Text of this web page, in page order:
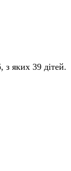
з яких 39 дітей.